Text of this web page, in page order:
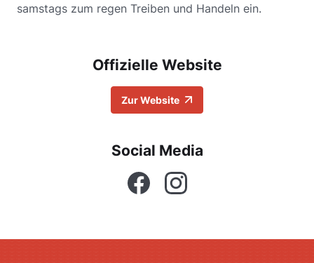
samstags zum regen Treiben und Handeln ein.
Offizielle Website
Zur Website
Social Media
FacebookInstagram